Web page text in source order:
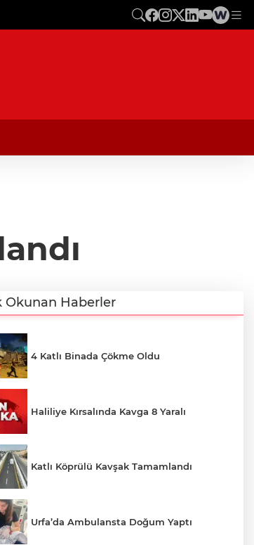
Okunan Haberler
4 Katlı Binada Çökme Oldu
Haliliye Kırsalında Kavga 8 Yaralı
Katlı Köprülü Kavşak Tamamlandı
Urfa’da Ambulansta Doğum Yaptı